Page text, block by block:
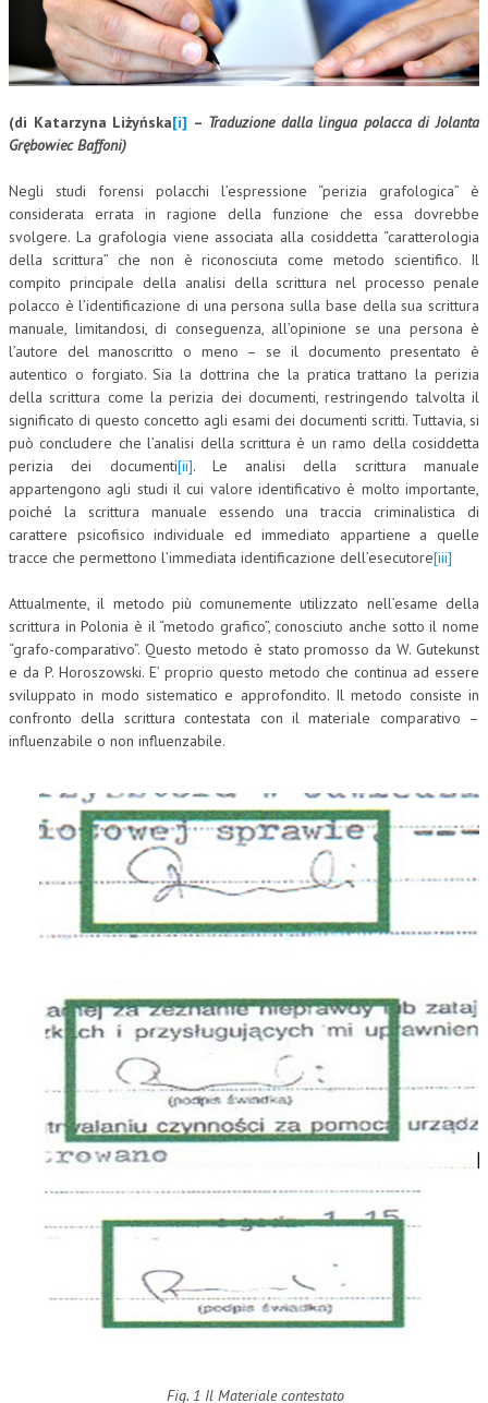
CORSI CE.S.E.D.
ARCHIVIO CORSI 2015
BROCHURE CE.S.E.D.
LA RIVISTA
LA RIVISTA
COMITATO SCIENTIFICO
COMITATO EDITORIALE
REDAZIONE
PEER REVIEW
CODICE ETICO
AUTORI
COLLABORA CON NOI
ECONOMIA
CORPORATE SOCIAL RESPONSIBILITY
ECONOMIA DELL’ARTE
INTERNAZIONALIZZAZIONE
MARKETING
TREASURY IN FINANCIAL SERVICES
RISK MANAGEMENT
SVILUPPO SOSTENIBILE
L’UMANISTA
DIRITTO PENALE D’IMPRESA
DIRITTO DEL LAVORO
DIRITTO DELLE IMPRESE IN CRISI
CRIMINOLOGIA E CRIMINALISTICA
SICUREZZA SUL LAVORO
(di Katarzyna Liżyńska[i] – Traduzione dalla lingua polacca di Jolanta
Grębowiec Baffoni)
Negli studi forensi polacchi l’espressione “perizia grafologica” è
considerata errata in ragione della funzione che essa dovrebbe
svolgere. La grafologia viene associata alla cosiddetta “caratterologia
della scrittura” che non è riconosciuta come metodo scientifico. Il
compito principale della analisi della scrittura nel processo penale
polacco è l’identificazione di una persona sulla base della sua scrittura
manuale, limitandosi, di conseguenza, all’opinione se una persona è
l’autore del manoscritto o meno – se il documento presentato è
autentico o forgiato. Sia la dottrina che la pratica trattano la perizia
della scrittura come la perizia dei documenti, restringendo talvolta il
significato di questo concetto agli esami dei documenti scritti. Tuttavia, si
può concludere che l’analisi della scrittura è un ramo della cosiddetta
perizia dei documenti[ii]. Le analisi della scrittura manuale
appartengono agli studi il cui valore identificativo è molto importante,
poiché la scrittura manuale essendo una traccia criminalistica di
carattere psicofisico individuale ed immediato appartiene a quelle
tracce che permettono l’immediata identificazione dell’esecutore[iii]
Attualmente, il metodo più comunemente utilizzato nell’esame della
scrittura in Polonia è il “metodo grafico”, conosciuto anche sotto il nome
“grafo-comparativo”. Questo metodo è stato promosso da W. Gutekunst
e da P. Horoszowski. E’ proprio questo metodo che continua ad essere
sviluppato in modo sistematico e approfondito. Il metodo consiste in
confronto della scrittura contestata con il materiale comparativo –
influenzabile o non influenzabile.
Fig. 1 Il Materiale contestato